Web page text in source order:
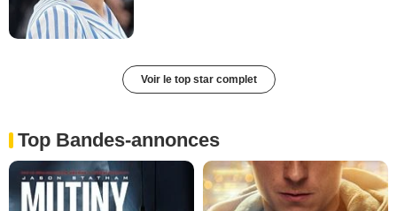
Voir le top star complet
Top Bandes-annonces